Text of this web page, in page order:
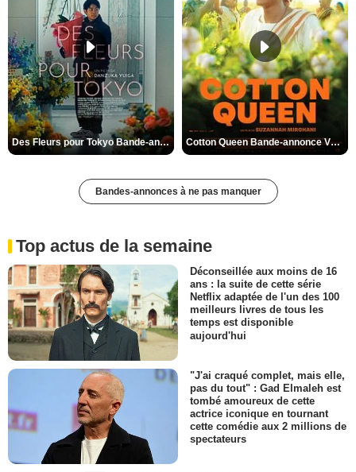
Des Fleurs pour Tokyo Bande-annonce VO STFR Cotton Queen Bande-annonce VO STFR
Bandes-annonces à ne pas manquer
Top actus de la semaine
Déconseillée aux moins de 16
ans : la suite de cette série
Netflix adaptée de l'un des 100
meilleurs livres de tous les
temps est disponible
aujourd'hui
"J'ai craqué complet, mais elle,
pas du tout" : Gad Elmaleh est
tombé amoureux de cette
actrice iconique en tournant
cette comédie aux 2 millions de
spectateurs